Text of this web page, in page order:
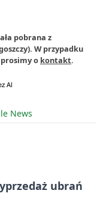
pobrana z
W przypadku
o kontakt.
News
ubrań